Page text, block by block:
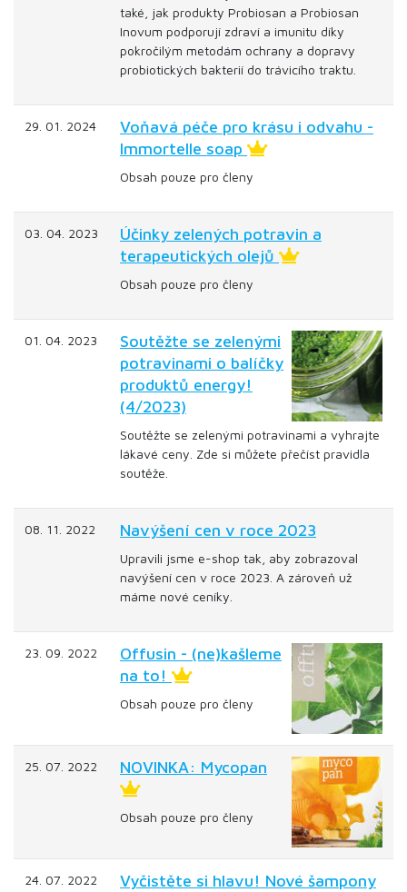
také, jak produkty Probiosan a Probiosan
Inovum podporují zdraví a imunitu díky
pokročilým metodám ochrany a dopravy
probiotických bakterií do trávicího traktu.
29. 01. 2024
Voňavá péče pro krásu i odvahu -
Immortelle soap
Obsah pouze pro členy
03. 04. 2023
Účinky zelených potravin a
terapeutických olejů
Obsah pouze pro členy
01. 04. 2023
Soutěžte se zelenými
potravinami o balíčky
produktů energy!
(4/2023)
Soutěžte se zelenými potravinami a vyhrajte
lákavé ceny. Zde si můžete přečíst pravidla
soutěže.
08. 11. 2022 Navýšení cen v roce 2023
Upravili jsme e-shop tak, aby zobrazoval
navýšení cen v roce 2023. A zároveň už
máme nové ceníky.
23. 09. 2022
Offusin - (ne)kašleme
na to!
Obsah pouze pro členy
25. 07. 2022 NOVINKA: Mycopan
Obsah pouze pro členy
24. 07. 2022
Vyčistěte si hlavu! Nové šampony